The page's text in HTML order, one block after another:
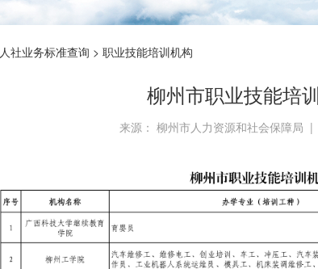
人社业务标准查询 > 职业技能培训机构
柳州市职业技能培
来源： 柳州市人力资源和社会保障